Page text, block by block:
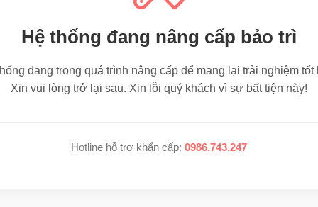
Hệ thống đang nâng cấp bảo trì
đang trong quá trình nâng cấp để mang lại trải nghiệm tốt
Xin vui lòng trở lại sau. Xin lỗi quý khách vì sự bất tiện này!
Hotline hỗ trợ khẩn cấp: 0986.743.247